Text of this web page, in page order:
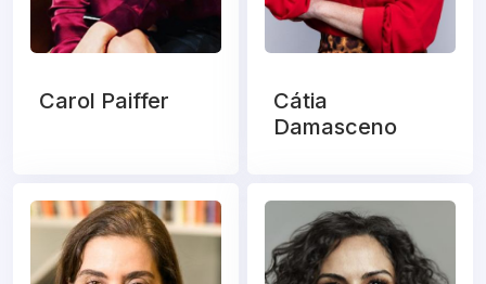
Carol Paiffer
Cátia
Damasceno